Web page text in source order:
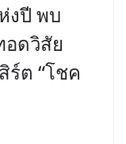
งปี พบ
อดวิสัย
ต “โชค